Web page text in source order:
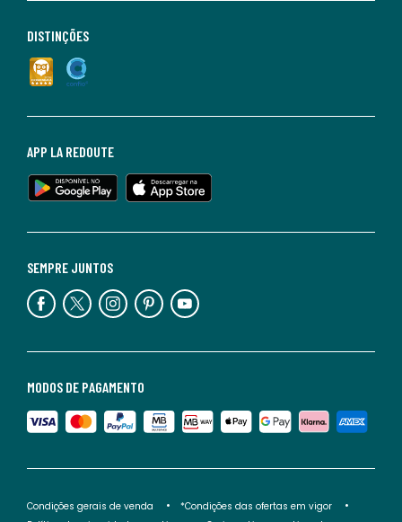
MODOS DE PAGAMENTO
SEMPRE JUNTOS
APP LA REDOUTE
DISTINÇÕES
Condições gerais de venda
*Condições das ofertas em vigor